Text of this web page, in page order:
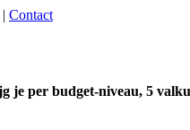
| Contact
je per budget-niveau, 5